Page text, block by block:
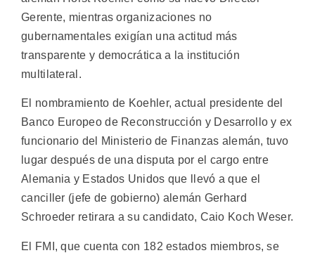
Gerente, mientras organizaciones no
gubernamentales exigían una actitud más
transparente y democrática a la institución
multilateral.
El nombramiento de Koehler, actual presidente del
Banco Europeo de Reconstrucción y Desarrollo y ex
funcionario del Ministerio de Finanzas alemán, tuvo
lugar después de una disputa por el cargo entre
Alemania y Estados Unidos que llevó a que el
canciller (jefe de gobierno) alemán Gerhard
Schroeder retirara a su candidato, Caio Koch Weser.
El FMI, que cuenta con 182 estados miembros, se